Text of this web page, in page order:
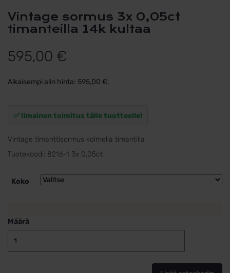
Vintage sormus 3x 0,05ct
timanteilla 14k kultaa
595,00 €
Aikaisempi alin hinta: 595,00 €.
✅ Ilmainen toimitus tälle tuotteelle!
Vintage timanttisormus kolmella timantilla
Tuotekoodi: 8216-1 3x 0,05ct
Koko
Määrä
3x